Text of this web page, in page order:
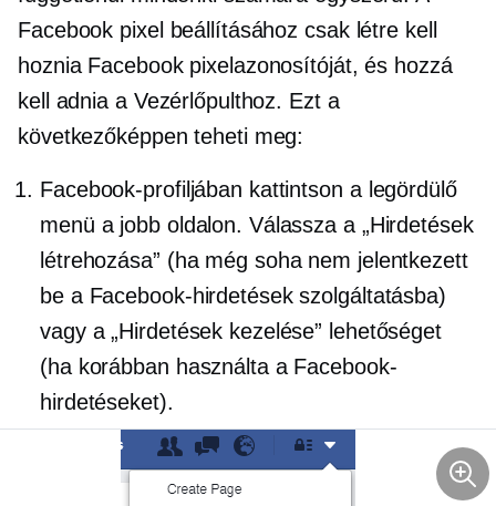
Facebook pixel beállításához csak létre kell
hoznia Facebook pixelazonosítóját, és hozzá
kell adnia a Vezérlőpulthoz. Ezt a
következőképpen teheti meg:
Facebook-profiljában kattintson a legördülő
menü a jobb oldalon. Válassza a „Hirdetések
létrehozása” (ha még soha nem jelentkezett
be a Facebook-hirdetések szolgáltatásba)
vagy a „Hirdetések kezelése” lehetőséget
(ha korábban használta a Facebook-
hirdetéseket).